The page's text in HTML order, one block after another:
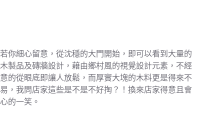
若你細心留意，從沈穩的大門開始，即可以看到大量的
木製品及磚牆設計，藉由鄉村風的視覺設計元素，不經
意的從眼底即讓人放鬆，而厚實大塊的木料更是得來不
易，我問店家這些是不是不好掏？！換來店家得意且會
心的一笑。